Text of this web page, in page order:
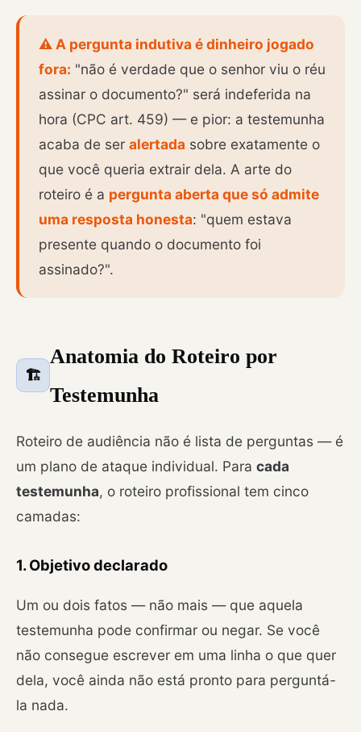
⚠️ A pergunta indutiva é dinheiro jogado
fora: "não é verdade que o senhor viu o réu
assinar o documento?" será indeferida na
hora (CPC art. 459) — e pior: a testemunha
acaba de ser alertada sobre exatamente o
que você queria extrair dela. A arte do
roteiro é a pergunta aberta que só admite
uma resposta honesta: "quem estava
presente quando o documento foi
assinado?".
🏗️
Anatomia do Roteiro por
Testemunha
Roteiro de audiência não é lista de perguntas — é
um plano de ataque individual. Para cada
testemunha, o roteiro profissional tem cinco
camadas:
1. Objetivo declarado
Um ou dois fatos — não mais — que aquela
testemunha pode confirmar ou negar. Se você
não consegue escrever em uma linha o que quer
dela, você ainda não está pronto para perguntá-
la nada.